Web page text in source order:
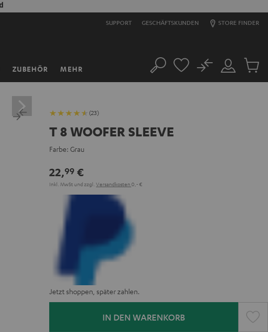
SUPPORT GESCHÄFTSKUNDEN STORE FINDER
ZUBEHÖR MEHR Suche
Mein
Konto
No
Artikel
(23)
T 8 WOOFER SLEEVE
Farbe: Grau
22,99 €
Inkl. MwSt und zzgl. Versandkosten 0,‐ €
Jetzt shoppen, später zahlen.
IN DEN WARENKORB